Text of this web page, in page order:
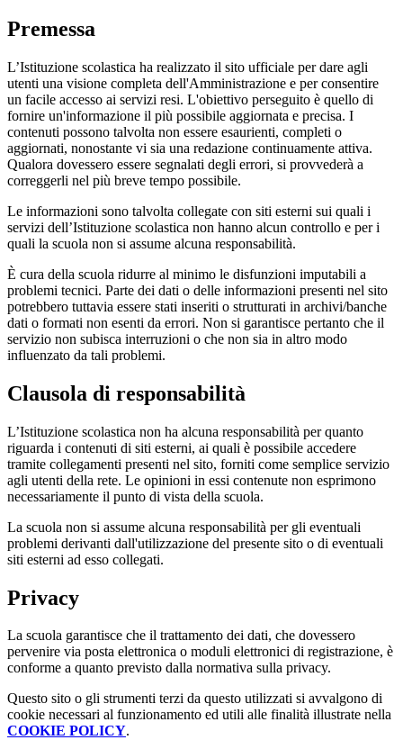
Premessa
L’Istituzione scolastica ha realizzato il sito ufficiale per dare agli
utenti una visione completa dell'Amministrazione e per consentire
un facile accesso ai servizi resi. L'obiettivo perseguito è quello di
fornire un'informazione il più possibile aggiornata e precisa. I
contenuti possono talvolta non essere esaurienti, completi o
aggiornati, nonostante vi sia una redazione continuamente attiva.
Qualora dovessero essere segnalati degli errori, si provvederà a
correggerli nel più breve tempo possibile.
Le informazioni sono talvolta collegate con siti esterni sui quali i
servizi dell’Istituzione scolastica non hanno alcun controllo e per i
quali la scuola non si assume alcuna responsabilità.
È cura della scuola ridurre al minimo le disfunzioni imputabili a
problemi tecnici. Parte dei dati o delle informazioni presenti nel sito
potrebbero tuttavia essere stati inseriti o strutturati in archivi/banche
dati o formati non esenti da errori. Non si garantisce pertanto che il
servizio non subisca interruzioni o che non sia in altro modo
influenzato da tali problemi.
Clausola di responsabilità
L’Istituzione scolastica non ha alcuna responsabilità per quanto
riguarda i contenuti di siti esterni, ai quali è possibile accedere
tramite collegamenti presenti nel sito, forniti come semplice servizio
agli utenti della rete. Le opinioni in essi contenute non esprimono
necessariamente il punto di vista della scuola.
La scuola non si assume alcuna responsabilità per gli eventuali
problemi derivanti dall'utilizzazione del presente sito o di eventuali
siti esterni ad esso collegati.
Privacy
La scuola garantisce che il trattamento dei dati, che dovessero
pervenire via posta elettronica o moduli elettronici di registrazione, è
conforme a quanto previsto dalla normativa sulla privacy.
Questo sito o gli strumenti terzi da questo utilizzati si avvalgono di
cookie necessari al funzionamento ed utili alle finalità illustrate nella
COOKIE POLICY.